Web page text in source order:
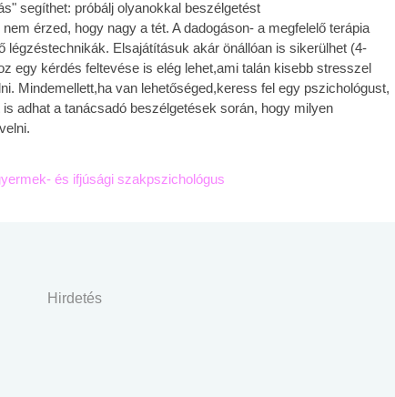
segíthet: próbálj olyanokkal beszélgetést
érzed, hogy nagy a tét. A dadogáson- a megfelelő terápia
légzéstechnikák. Elsajátításuk akár önállóan is sikerülhet (4-
egy kérdés feltevése is elég lehet,ami talán kisebb stresszel
Mindemellett,ha van lehetőséged,keress fel egy pszichológust,
adhat a tanácsadó beszélgetések során, hogy milyen
és ifjúsági szakpszichológus
Hirdetés